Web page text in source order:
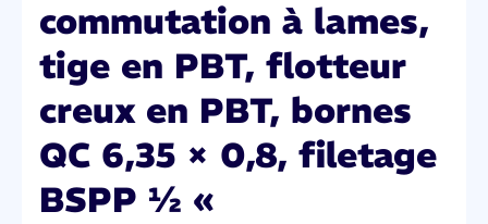
commutation à lames,
tige en PBT, flotteur
creux en PBT, bornes
QC 6,35 × 0,8, filetage
BSPP ½ «